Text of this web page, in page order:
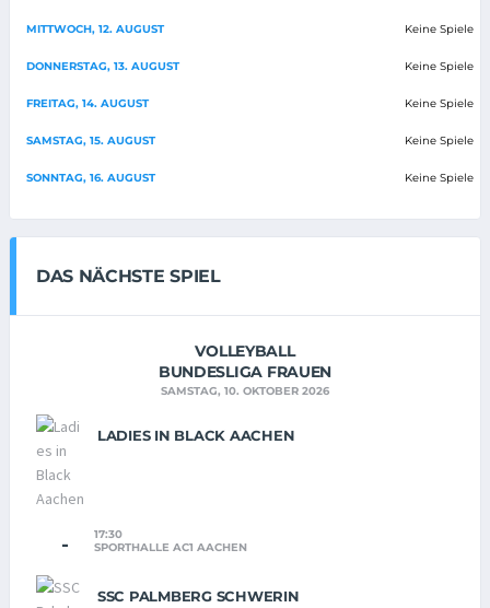
MITTWOCH, 12. AUGUST Keine Spiele
DONNERSTAG, 13. AUGUST Keine Spiele
FREITAG, 14. AUGUST Keine Spiele
SAMSTAG, 15. AUGUST Keine Spiele
SONNTAG, 16. AUGUST Keine Spiele
DAS NÄCHSTE SPIEL
VOLLEYBALL
BUNDESLIGA FRAUEN
SAMSTAG, 10. OKTOBER 2026
LADIES IN BLACK AACHEN
-
17:30
SPORTHALLE AC1 AACHEN
SSC PALMBERG SCHWERIN